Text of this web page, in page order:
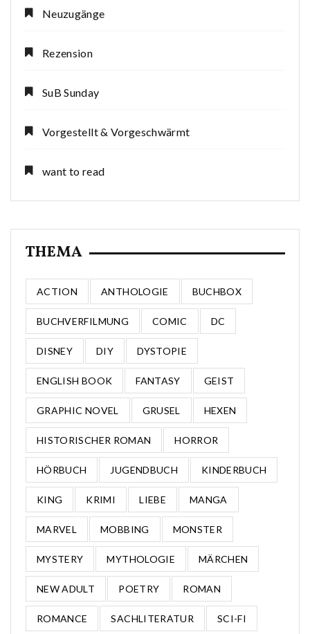
Neuzugänge
Rezension
SuB Sunday
Vorgestellt & Vorgeschwärmt
want to read
THEMA
ACTION ANTHOLOGIE BUCHBOX
BUCHVERFILMUNG COMIC DC
DISNEY DIY DYSTOPIE
ENGLISH BOOK FANTASY GEIST
GRAPHIC NOVEL GRUSEL HEXEN
HISTORISCHER ROMAN HORROR
HÖRBUCH JUGENDBUCH KINDERBUCH
KING KRIMI LIEBE MANGA
MARVEL MOBBING MONSTER
MYSTERY MYTHOLOGIE MÄRCHEN
NEW ADULT POETRY ROMAN
ROMANCE SACHLITERATUR SCI-FI